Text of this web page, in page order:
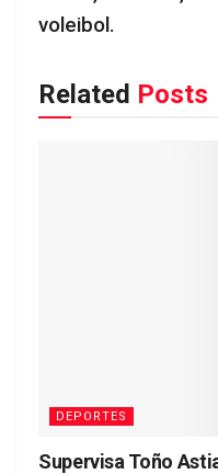
voleibol.
Related Posts
DEPORTES
Supervisa Toño